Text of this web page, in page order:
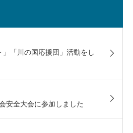
」「川の国応援団」活動をし
安全大会に参加しました